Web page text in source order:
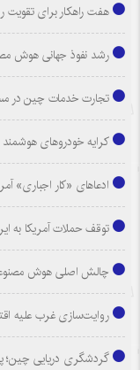
هفت راهکار برای تقویت
رشد نفوذ جهانی هوش
تجارت خدمات چین در
کرایه خودروهای
ادعاهای «کار اجباری»
توقف حملات آمریکا به
چالش اصلی هوش
روایت‌سازی غرب علیه
گردشگری دریایی چین؛